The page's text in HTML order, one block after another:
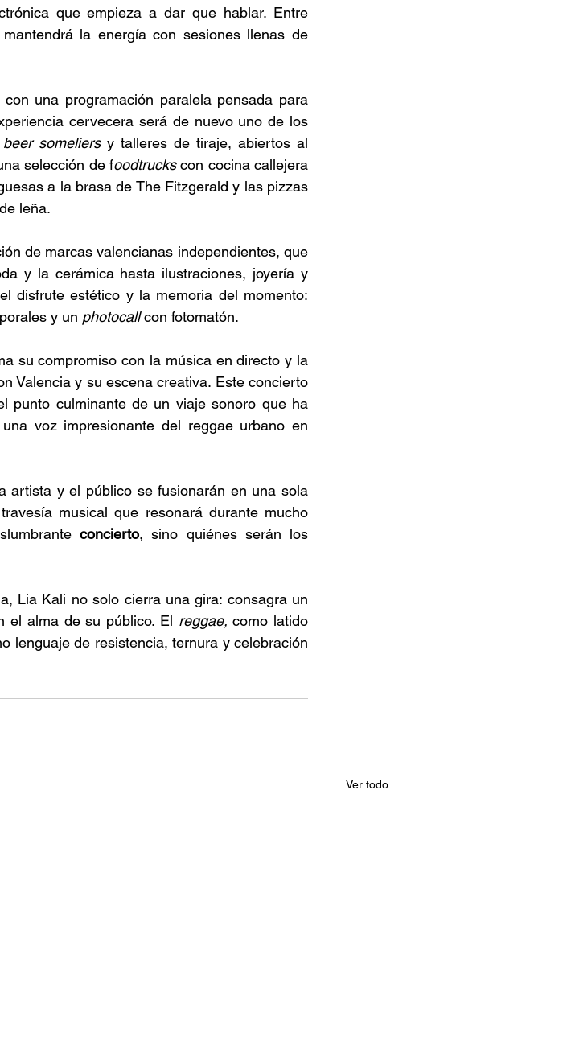
que empieza a dar que hablar. Entre
la energía con sesiones llenas de
una programación paralela pensada para
cervecera será de nuevo uno de los
beer someliers y talleres de tiraje, abiertos al
selección de foodtrucks con cocina callejera
a la brasa de The Fitzgerald y las pizzas
leña.
de marcas valencianas independientes, que
y la cerámica hasta ilustraciones, joyería y
disfrute estético y la memoria del momento:
y un photocall con fotomatón.
su compromiso con la música en directo y la
Valencia y su escena creativa. Este concierto
punto culminante de un viaje sonoro que ha
voz impresionante del reggae urbano en
artista y el público se fusionarán en una sola
musical que resonará durante mucho
concierto, sino quiénes serán los
Lia Kali no solo cierra una gira: consagra un
el alma de su público. El reggae, como latido
lenguaje de resistencia, ternura y celebración
Ver todo